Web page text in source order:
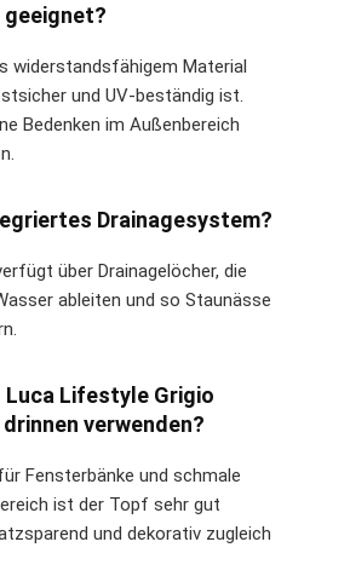
geeignet?
widerstandsfähigem Material
und UV-beständig ist.
Bedenken im Außenbereich
Drainagesystem?
über Drainagelöcher, die
ableiten und so Staunässe
Luca Lifestyle Grigio
verwenden?
Fensterbänke und schmale
ist der Topf sehr gut
und dekorativ zugleich